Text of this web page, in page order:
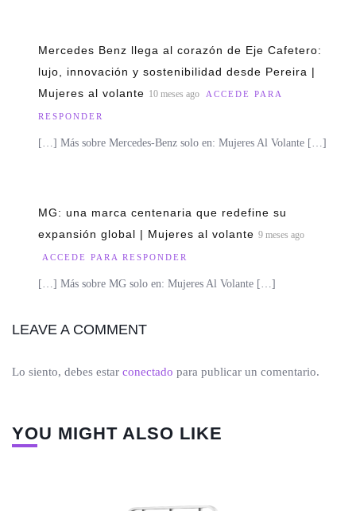
Mercedes Benz llega al corazón de Eje Cafetero:
lujo, innovación y sostenibilidad desde Pereira |
Mujeres al volante 10 meses ago ACCEDE PARA
RESPONDER
[…] Más sobre Mercedes-Benz solo en: Mujeres Al Volante […]
MG: una marca centenaria que redefine su
expansión global | Mujeres al volante 9 meses ago
ACCEDE PARA RESPONDER
[…] Más sobre MG solo en: Mujeres Al Volante […]
LEAVE A COMMENT
Lo siento, debes estar conectado para publicar un comentario.
YOU MIGHT ALSO LIKE